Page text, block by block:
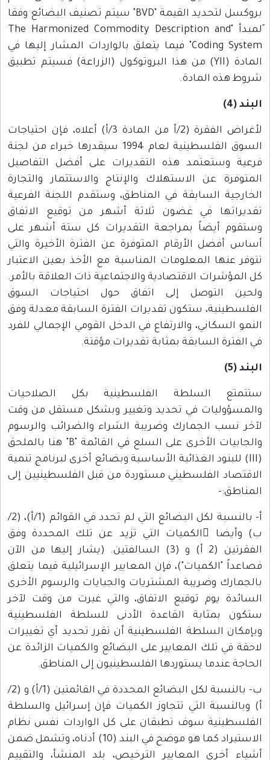
بروكسل لتحديد القيمة "BVD" سيتم تصنيف البضائع وفقا
ًلمبدأ "The Harmonized Commodity Description and
Coding System" فيما يتعلق بالواردات المشار إليها في
المادة (YII) من هذا البروتوكول (الزراعة) فسيتم تطبيق
شروط هذه المادة.
البند (4)
لأغراض الفقرة (2/أ من المادة 3/أ) أعلاه، فإن احتياجات
السوق الفلسطينية لعام 1994 سيقدرها خبراء من لجنة
فرعية وستعتمد هذه التقديرات على أفضل التفاصيل
المتوفرة عن الاستهلاك والإنتاج والاستثمار والتجارة
الخارجية السابقة في المناطق، وستقدم اللجنة الفرعية
تقديراتها في غضون ثلاثة أشهر من توقيع الاتفاق
وستقوم أيضاً بمراجعة التقديرات كل ستة أشهر على
أساس أفضل الأرقام المتوفرة عن الفترة الأخيرة والتي
تتوفر عنها المعلومات المناسبة مع الأخذ بعين الاعتبار
كل المؤشرات الاقتصادية والاجتماعية ذات العلاقة بالأمر.
ولحين التوصل إلى اتفاق حول احتياجات السوق
الفلسطينية، ستكون تقديرات الفترة السابقة معدلة وفق
النمو السكاني، والارتفاع في الدخل القومي الإجمالي للفرد
في الفترة السابقة بمثابة تقديرات مؤقتة.
البند (5)
ستتمتع السلطة الفلسطينية بكل الصلاحيات
والمسؤوليات في تحديد وتغيير وبشكل مستقل من وقت
لآخر نسب الجمارك وضريبة الشراء والضرائب والرسوم
والجابيات الأخرى على السلع في القائمة "B" هنا بالملحق
(III) للبنود الغذائية الأساسية وبضائع أخرى لبرنامج تنمية
الاقتصاد الفلسطيني مستوردة من قبل الفلسطينيين إلى
المناطق:-
أ- بالنسبة لكل البضائع التي لم تحدد في القوائم (1/أ)، (2/
ب) وأيضا ًالكميات التي تزيد عن تلك المحددة وفق
الفقرتين (2 أ) و (3) السالفتين. (يشار إليها من الآن
فصاعداً "الكميات")، فإن المعايير الإسرائيلية فيما يتعلق
بالجمارك وضريبة المشتريات والجبايات والرسوم الأخرى
السائدة يوم توقيع الاتفاق، والتي غيرت من وقت لآخر
ستكون بمثابة القاعدة الأدنى للسلطة الفلسطينية
وبإمكان السلطة الفلسطينية أن تقرر تحديد أي تغييرات
لاحقة في تلك المعايير على البضائع والكميات الزائدة عن
الحاجة عندما يستوردها الفلسطينيون إلى المناطق.
ب- بالنسبة لكل البضائع المحددة في القائمتين (1/أ) و (2/
أ) وبالنسبة التي تتجاوز الكميات فإن إسرائيل والسلطة
الفلسطينية سوف تطبقان على كل الواردات نفس نظام
الاستيراد كما هو موضح في البند (10) أدناه، وتشمل ضمن
أشياء أخرى المعايير الترخيص، بلد المنشأ، والتقييم